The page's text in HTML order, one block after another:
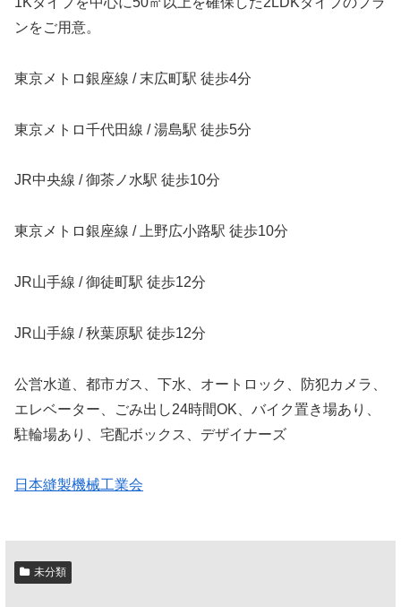
ンをご用意。
東京メトロ銀座線 / 末広町駅 徒歩4分
東京メトロ千代田線 / 湯島駅 徒歩5分
JR中央線 / 御茶ノ水駅 徒歩10分
東京メトロ銀座線 / 上野広小路駅 徒歩10分
JR山手線 / 御徒町駅 徒歩12分
JR山手線 / 秋葉原駅 徒歩12分
公営水道、都市ガス、下水、オートロック、防犯カメラ、
エレベーター、ごみ出し24時間OK、バイク置き場あり、
駐輪場あり、宅配ボックス、デザイナーズ
日本縫製機械工業会
未分類